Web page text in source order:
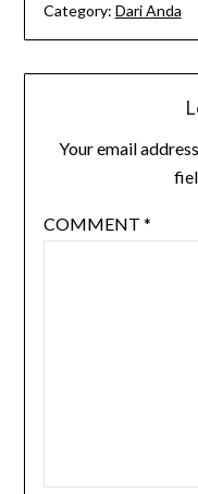
Category: Dari Anda
Your email
COMMENT *